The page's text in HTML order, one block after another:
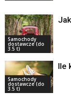
Samochody
dostawcze (do
3.5 t)
Samochody
dostawcze (do
3.5 t)
Ile